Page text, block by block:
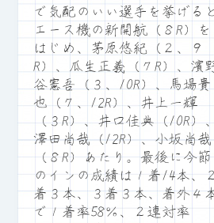
で気配のいい選手を挙げると
エース機の新開航（８R）を
はじめ、茅原悠紀（２、９
R）、瓜生正義（７R）、濱
谷憲吾（３、10R）、馬場貴
也（７、12R）、井上一輝
（３R）、井口佳典（10R）、
澤田尚哉（12R）、小坂尚哉
（８R）あたり。最後に今節
のインの成績は１着14本、２
着３本、３着３本、着外４
で１着率58％、２連対率